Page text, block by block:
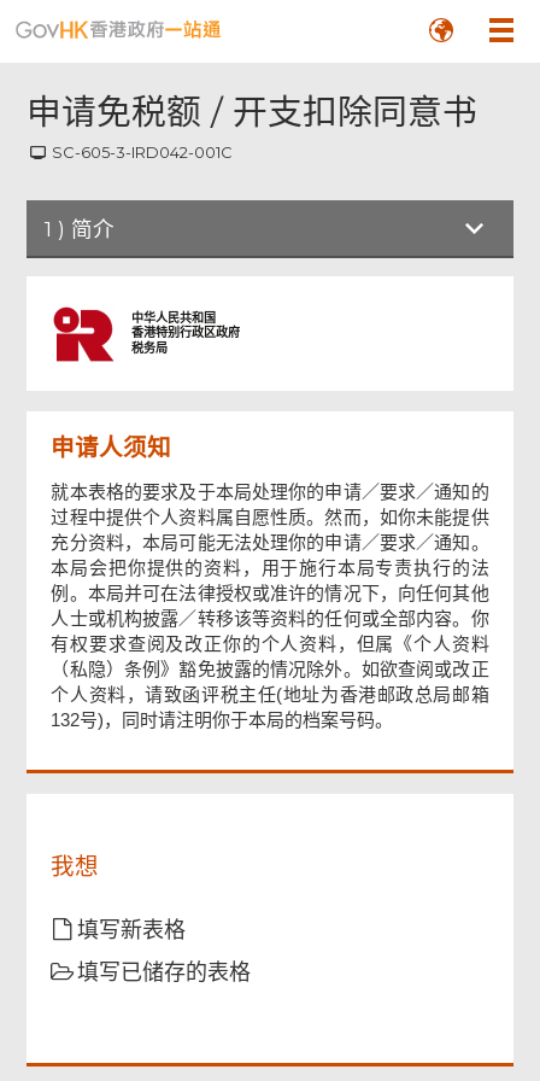
申请免税额 / 开支扣除同意书
SC-605-3-IRD042-001C
1 ) 简介
签署
确认通知书
中华人民共和国
香港特别行政区政府
税务局
申请人须知
就本表格的要求及于本局处理你的申请／要求／通知的
过程中提供个人资料属自愿性质。然而，如你未能提供
充分资料，本局可能无法处理你的申请／要求／通知。
本局会把你提供的资料，用于施行本局专责执行的法
例。本局并可在法律授权或准许的情况下，向任何其他
人士或机构披露／转移该等资料的任何或全部内容。你
有权要求查阅及改正你的个人资料，但属《个人资料
（私隐）条例》豁免披露的情况除外。如欲查阅或改正
个人资料，请致函评税主任(地址为香港邮政总局邮箱
132号)，同时请注明你于本局的档案号码。
我想
填写新表格
填写已储存的表格